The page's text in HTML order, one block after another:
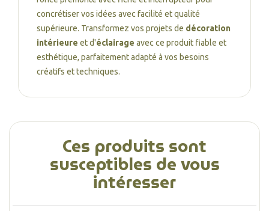
concrétiser vos idées avec facilité et qualité
supérieure. Transformez vos projets de décoration
intérieure et d'éclairage avec ce produit fiable et
esthétique, parfaitement adapté à vos besoins
créatifs et techniques.
Ces produits sont
susceptibles de vous
intéresser